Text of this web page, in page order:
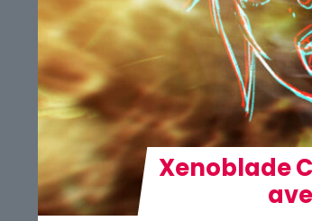
Xenoblade